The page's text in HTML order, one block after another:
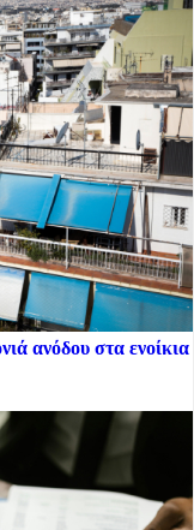
ανόδου στα ενοίκια